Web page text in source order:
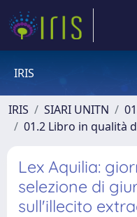
IRIS
IRIS SIARI UNITN
01.2 Libro in qualità
Lex Aquilia:
selezione di
sull'illecito